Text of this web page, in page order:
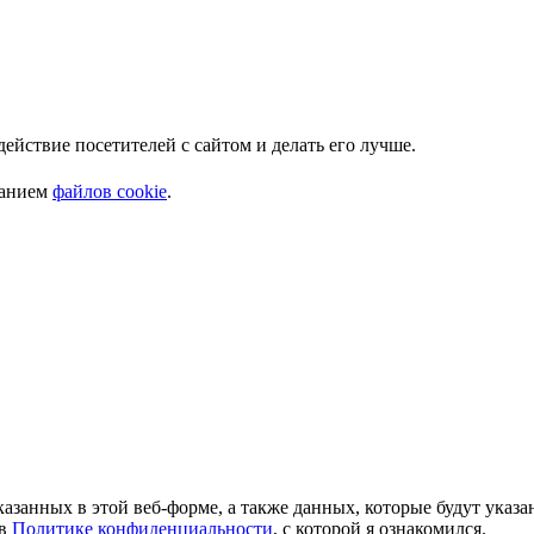
посетителей с сайтом и делать его лучше.
файлов cookie.
в этой веб-форме, а также данных, которые будут
Политике конфиденциальности, с которой я ознакомился.